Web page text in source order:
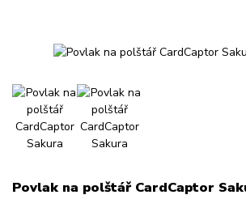
Povlak na polštář CardCaptor